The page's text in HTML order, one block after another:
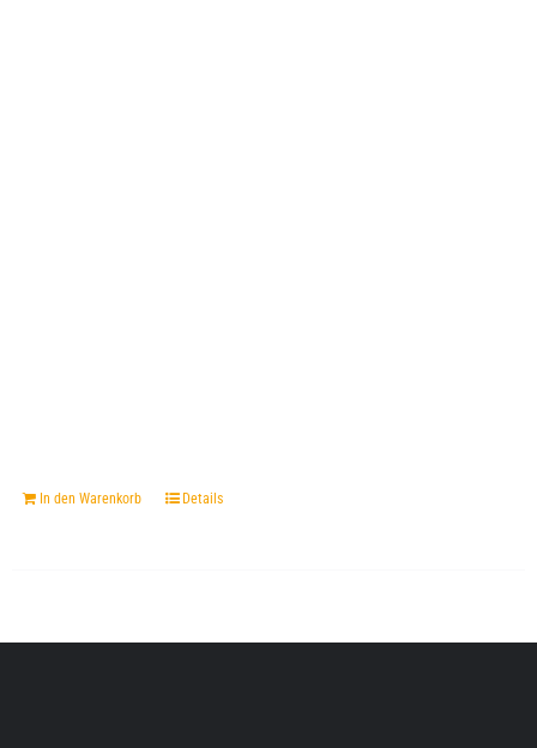
In den Warenkorb Details